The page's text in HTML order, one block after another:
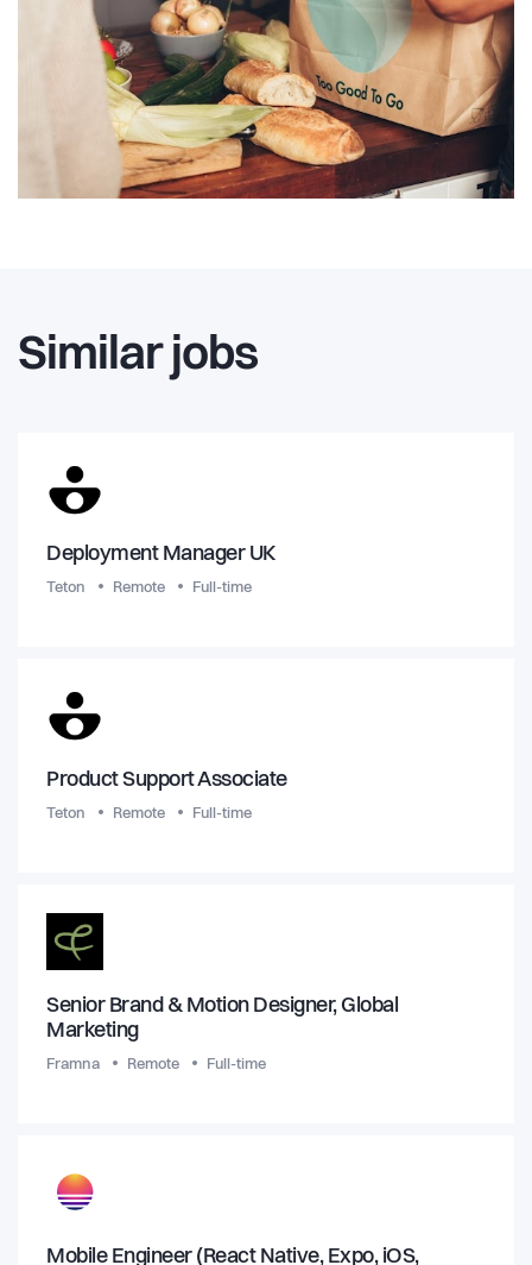
Similar jobs
Deployment Manager UK
Teton Remote Full-time
Product Support Associate
Teton Remote Full-time
Senior Brand & Motion Designer, Global
Marketing
Framna Remote Full-time
Mobile Engineer (React Native, Expo, iOS,